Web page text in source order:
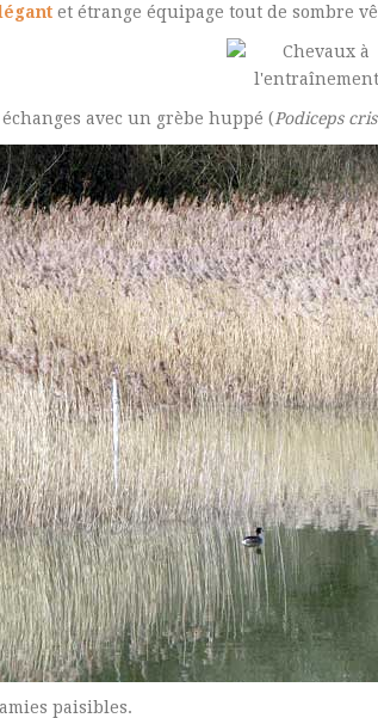
et étrange équipage tout de sombre
avec un grèbe huppé (Podiceps
paisibles.